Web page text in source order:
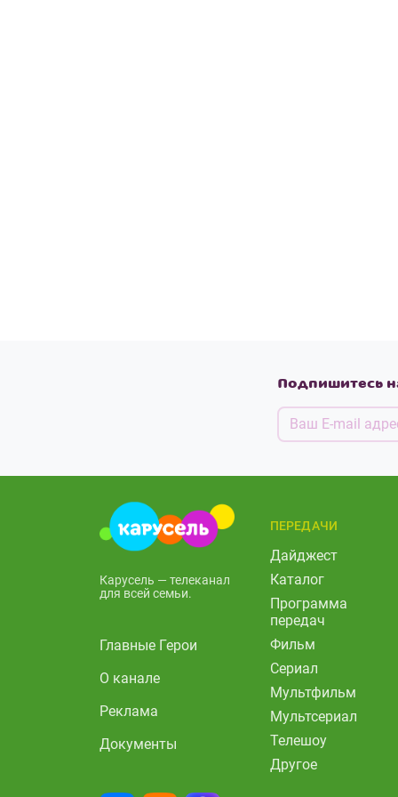
Подпишитесь
Карусель — телеканал
для всей семьи.
Главные Герои
О канале
Реклама
Документы
ПЕРЕДАЧИ
Дайджест
Каталог
Программа
передач
Фильм
Сериал
Мультфильм
Мультсериал
Телешоу
Другое